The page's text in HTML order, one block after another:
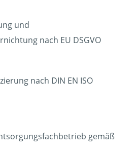
und
nach EU DSGVO
nach DIN EN ISO
gemäß